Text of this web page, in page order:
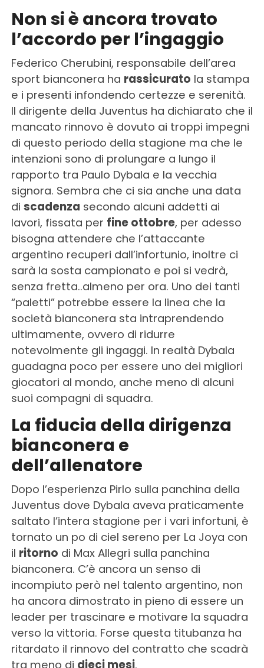
Non si è ancora trovato
l’accordo per l’ingaggio
Federico Cherubini, responsabile dell’area
sport bianconera ha rassicurato la stampa
e i presenti infondendo certezze e serenità.
Il dirigente della Juventus ha dichiarato che il
mancato rinnovo è dovuto ai troppi impegni
di questo periodo della stagione ma che le
intenzioni sono di prolungare a lungo il
rapporto tra Paulo Dybala e la vecchia
signora. Sembra che ci sia anche una data
di scadenza secondo alcuni addetti ai
lavori, fissata per fine ottobre, per adesso
bisogna attendere che l’attaccante
argentino recuperi dall’infortunio, inoltre ci
sarà la sosta campionato e poi si vedrà,
senza fretta..almeno per ora. Uno dei tanti
“paletti” potrebbe essere la linea che la
società bianconera sta intraprendendo
ultimamente, ovvero di ridurre
notevolmente gli ingaggi. In realtà Dybala
guadagna poco per essere uno dei migliori
giocatori al mondo, anche meno di alcuni
suoi compagni di squadra.
La fiducia della dirigenza
bianconera e
dell’allenatore
Dopo l’esperienza Pirlo sulla panchina della
Juventus dove Dybala aveva praticamente
saltato l’intera stagione per i vari infortuni, è
tornato un po di ciel sereno per La Joya con
il ritorno di Max Allegri sulla panchina
bianconera. C’è ancora un senso di
incompiuto però nel talento argentino, non
ha ancora dimostrato in pieno di essere un
leader per trascinare e motivare la squadra
verso la vittoria. Forse questa titubanza ha
ritardato il rinnovo del contratto che scadrà
tra meno di dieci mesi.